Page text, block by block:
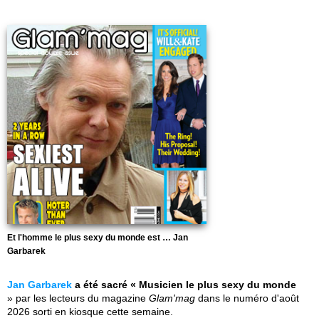
Et l'homme le plus sexy du monde est … Jan
Garbarek
Jan Garbarek a été sacré « Musicien le plus sexy du monde
» par les lecteurs du magazine Glam'mag dans le numéro d'août
2026 sorti en kiosque cette semaine.